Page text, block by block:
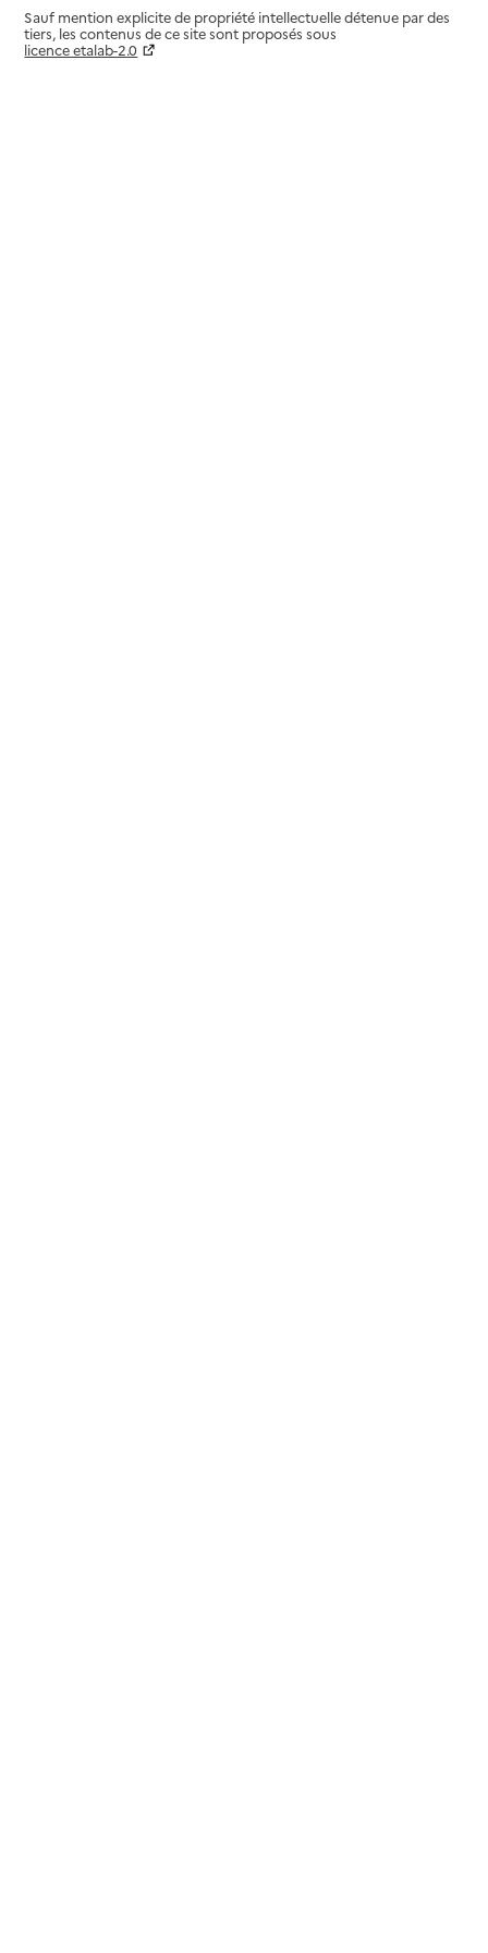
Sauf mention explicite de propriété intellectuelle détenue par des
tiers, les contenus de ce site sont proposés sous
licence etalab-2.0